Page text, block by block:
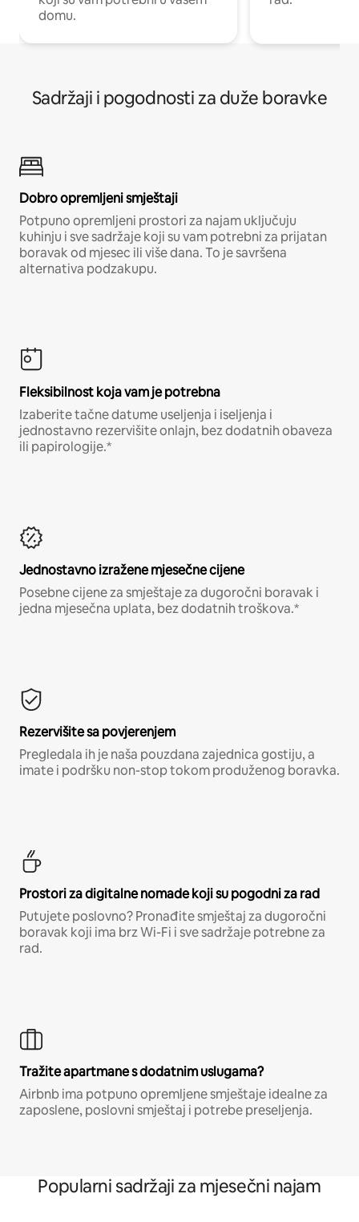
domu.
Sadržaji i pogodnosti za duže boravke
Dobro opremljeni smještaji
Potpuno opremljeni prostori za najam uključuju
kuhinju i sve sadržaje koji su vam potrebni za prijatan
boravak od mjesec ili više dana. To je savršena
alternativa podzakupu.
Fleksibilnost koja vam je potrebna
Izaberite tačne datume useljenja i iseljenja i
jednostavno rezervišite onlajn, bez dodatnih obaveza
ili papirologije.*
Jednostavno izražene mjesečne cijene
Posebne cijene za smještaje za dugoročni boravak i
jedna mjesečna uplata, bez dodatnih troškova.*
Rezervišite sa povjerenjem
Pregledala ih je naša pouzdana zajednica gostiju, a
imate i podršku non-stop tokom produženog boravka.
Prostori za digitalne nomade koji su pogodni za rad
Putujete poslovno? Pronađite smještaj za dugoročni
boravak koji ima brz Wi-Fi i sve sadržaje potrebne za
rad.
Tražite apartmane s dodatnim uslugama?
Airbnb ima potpuno opremljene smještaje idealne za
zaposlene, poslovni smještaj i potrebe preseljenja.
Popularni sadržaji za mjesečni najam